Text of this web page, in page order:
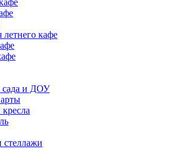
кафе
сада и ДОУ
стеллажи